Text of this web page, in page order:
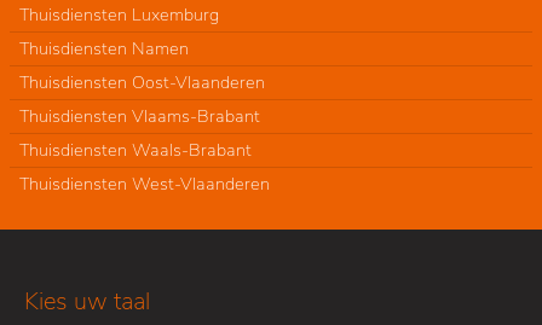
Thuisdiensten Luxemburg
Thuisdiensten Namen
Thuisdiensten Oost-Vlaanderen
Thuisdiensten Vlaams-Brabant
Thuisdiensten Waals-Brabant
Thuisdiensten West-Vlaanderen
Kies uw taal